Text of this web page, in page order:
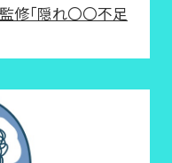
修「隠れ〇〇不足